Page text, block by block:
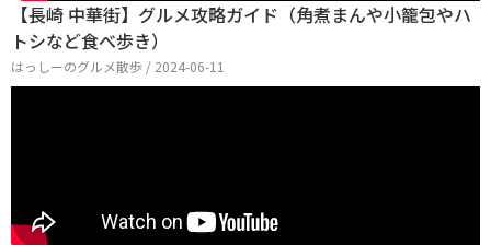
【長崎 中華街】グルメ攻略ガイド（角煮まんや小籠包やハ
トシなど食べ歩き）
はっしーのグルメ散歩 / 2024-06-11